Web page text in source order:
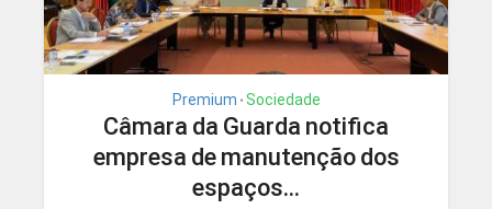
Premium • Sociedade
Câmara da Guarda notifica
empresa de manutenção dos
espaços...